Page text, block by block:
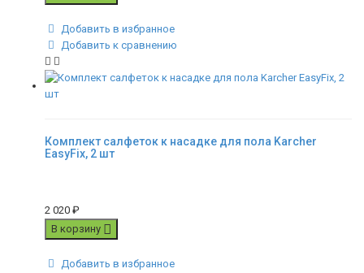
Добавить в избранное
Добавить к сравнению
Комплект салфеток к насадке для пола Karcher
EasyFix, 2 шт
2 020 ₽
В корзину
Добавить в избранное